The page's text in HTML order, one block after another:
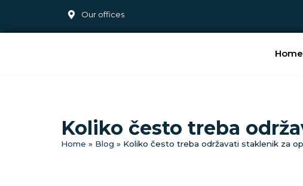
Our offices
Home
Koliko često treba
Home » Blog » Koliko često treba održavati staklenik za